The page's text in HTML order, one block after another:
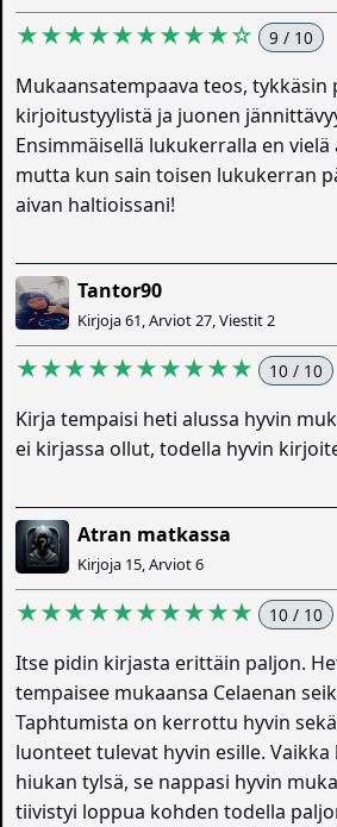
★★★★★★★★★☆ 9 / 10
Mukaansatempaava teos, tykkäsin
kirjoitustyylistä ja juonen
Ensimmäisellä lukukerralla en
mutta kun sain toisen lukukerran
aivan haltioissani!
Tantor90
Kirjoja 61, Arviot 27, Viestit 2
★★★★★★★★★★ 10 / 10
Kirja tempaisi heti alussa hyvin
ei kirjassa ollut, todella hyvin
Atran matkassa
Kirjoja 15, Arviot 6
★★★★★★★★★★ 10 / 10
Itse pidin kirjasta erittäin paljon.
tempaisee mukaansa Celaenan
Taphtumista on kerrottu hyvin
luonteet tulevat hyvin esille. Vaikka
hiukan tylsä, se nappasi hyvin
tiivistyi loppua kohden todella